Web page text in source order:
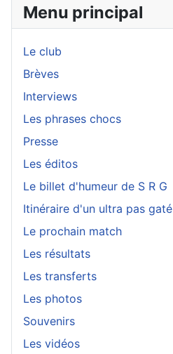
Menu principal
Le club
Brèves
Interviews
Les phrases chocs
Presse
Les éditos
Le billet d'humeur de S R G
Itinéraire d'un ultra pas gaté
Le prochain match
Les résultats
Les transferts
Les photos
Souvenirs
Les vidéos